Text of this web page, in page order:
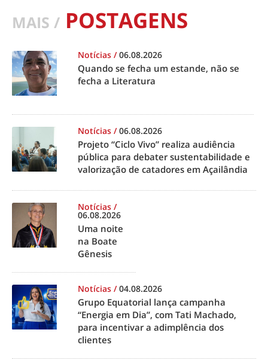
MAIS / POSTAGENS
Notícias /06.08.2026
Quando se fecha um estande, não se
fecha a Literatura
Notícias /06.08.2026
Projeto “Ciclo Vivo” realiza audiência
pública para debater sustentabilidade e
valorização de catadores em Açailândia
Notícias /
06.08.2026
Uma noite
na Boate
Gênesis
Notícias /04.08.2026
Grupo Equatorial lança campanha
“Energia em Dia”, com Tati Machado,
para incentivar a adimplência dos
clientes